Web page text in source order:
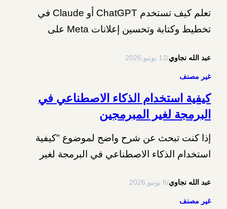
تعلم كيف تستخدم ChatGPT أو Claude في
تخطيط وكتابة وتحسين إعلانات Meta على
مراجعة قبل النشر.
عبد الله نجاوي/12 يونيو,2026
غير مصنف
كيفية استخدام الذكاء الاصطناعي في
البرمجة لغير المبرمجين
إذا كنت تبحث عن شرح واضح لموضوع "كيفية
استخدام الذكاء الاصطناعي في البرمجة لغير
الأساسية بطريقة مبسطة وعملية. هل لديك فكرة
لموقع بسيط، أداة صغيرة، صفحة هبوط، أو تعديل
عبد الله نجاوي/6 يونيو,2026
غير مصنف